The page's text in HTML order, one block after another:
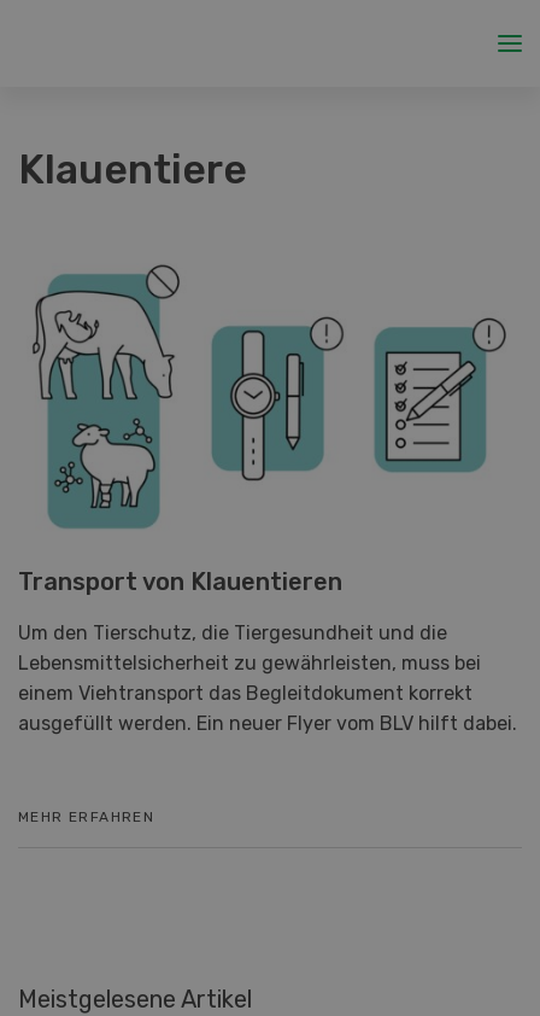
Klauentiere
Transport von Klauentieren
Um den Tierschutz, die Tiergesundheit und die
Lebensmittelsicherheit zu gewährleisten, muss bei
einem Viehtransport das Begleitdokument korrekt
ausgefüllt werden. Ein neuer Flyer vom BLV hilft dabei.
MEHR ERFAHREN
Meistgelesene Artikel